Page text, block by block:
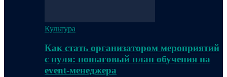
Культура
Как стать организатором мероприятий
с нуля: пошаговый план обучения на
event-менеджера